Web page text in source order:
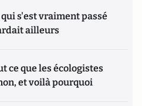
s'est vraiment passé
ailleurs
ce que les écologistes
et voilà pourquoi